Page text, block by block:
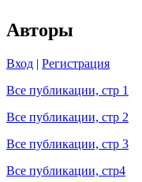
Авторы
Вход | Регистрация
Все публикации, стр 1
Все публикации, стр 2
Все публикации, стр 3
Все публикации, стр4